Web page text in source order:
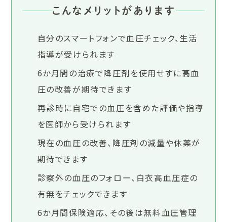
こんなメリットがあります
自分のスマートフォンで血圧チェック、生活
指導が受けられます
6か月間の治療で降圧剤を使用せずに高血
圧の改善が期待できます
再診時に自宅での血圧を含めた評価や指導
を医師から受けられます
現在の血圧の改善、降圧剤の減量や休薬が
期待できます
診察外の血圧のフォロー、白衣高血圧症の
有無をチェックできます
6か月間保険適応、その後は無料血圧管理